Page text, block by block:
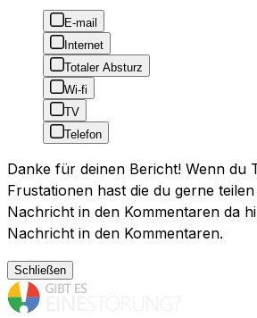
E-mail
Internet
Totaler Absturz
Wi-fi
TV
Telefon
Danke für deinen Bericht! Wenn du
Frustationen hast die du gerne
Nachricht in den Kommentaren da
Nachricht in den Kommentaren.
Schließen